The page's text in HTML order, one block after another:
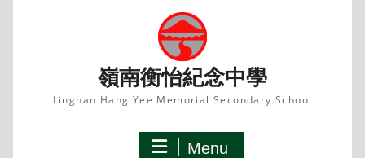
嶺南衡怡紀念中學
Lingnan Hang Yee Memorial Secondary School
Menu